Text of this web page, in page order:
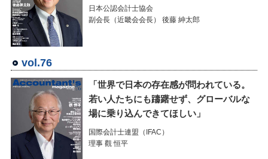
日本公認会計士協会
副会長（近畿会会長） 後藤 紳太郎
vol.76
「世界で日本の存在感が問われている。
若い人たちにも躊躇せず、グローバルな
場に乗り込んできてほしい」
国際会計士連盟（IFAC）
理事 觀 恒平